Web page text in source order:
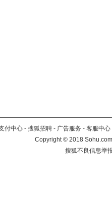
付中心 - 搜狐招聘 - 广告服务 - 客服中心
Copyright©2018
搜狐不良信息举